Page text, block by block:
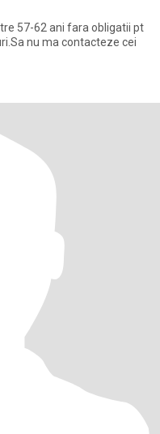
57-62 ani fara obligatii pt
nu ma contacteze cei